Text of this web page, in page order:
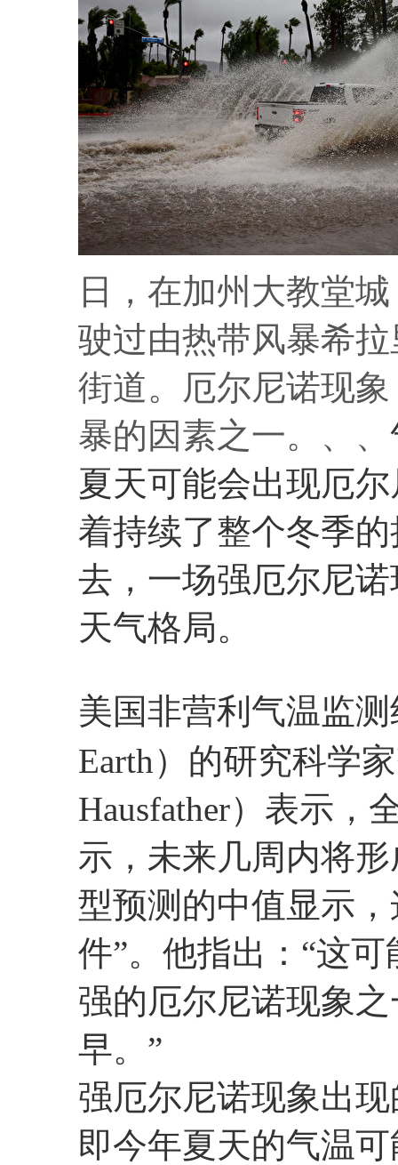
日，在加州大教堂
驶过由热带风暴希
街道。厄尔尼诺现
暴的因素之一。、、
夏天可能会出现厄
着持续了整个冬季
去，一场强厄尔尼
天气格局。
美国非营利气温监
Earth）的研究科学
Hausfather）表示，
示，未来几周内将
型预测的中值显示
件”。他指出：“这
强的厄尔尼诺现象
早。”
强厄尔尼诺现象出
即今年夏天的气温